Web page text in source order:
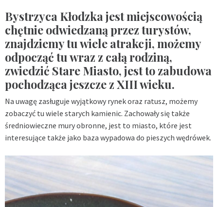
Bystrzyca Kłodzka jest miejscowością
chętnie odwiedzaną przez turystów,
znajdziemy tu wiele atrakcji, możemy
odpocząć tu wraz z całą rodziną,
zwiedzić Stare Miasto, jest to zabudowa
pochodząca jeszcze z XIII wieku.
Na uwagę zasługuje wyjątkowy rynek oraz ratusz, możemy
zobaczyć tu wiele starych kamienic. Zachowały się także
średniowieczne mury obronne, jest to miasto, które jest
interesujące także jako baza wypadowa do pieszych wędrówek.